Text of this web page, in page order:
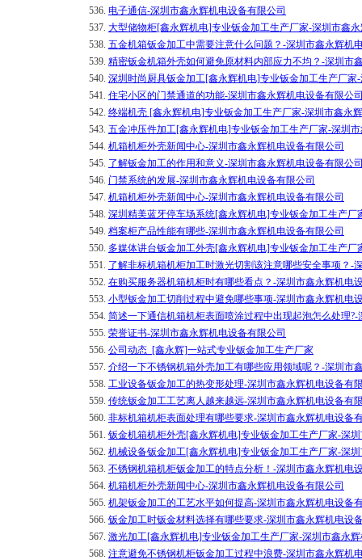
536. 电子通信-深圳市鑫永辉机电设备有限公司
537. 大型储物柜[鑫永辉机电]专业钣金加工生产厂家-深圳市鑫
538. 五金机箱钣金加工中需要注意什么问题？-深圳市鑫永辉机
539. 精密钣金机箱外壳如何避免原材料内部应力不均？-深圳市
540. 深圳时尚厨具钣金加工[鑫永辉机电]专业钣金加工生产厂家
541. 住宅小区的门禁通道的功能-深圳市鑫永辉机电设备有限公
542. 终端机壳 [鑫永辉机电]专业钣金加工生产厂家-深圳市鑫永
543. 五金冲压件加工[鑫永辉机电]专业钣金加工生产厂家-深圳
544. 机箱机柜外壳新闻中心-深圳市鑫永辉机电设备有限公司
545. 了解钣金加工的作用和意义-深圳市鑫永辉机电设备有限公
546. 门禁系统的发展-深圳市鑫永辉机电设备有限公司
547. 机箱机柜外壳新闻中心-深圳市鑫永辉机电设备有限公司
548. 深圳精美蓝牙停车场系统[鑫永辉机电]专业钣金加工生产厂
549. 档案柜产品性能有哪些-深圳市鑫永辉机电设备有限公司
550. 多媒体讲台钣金加工外壳[鑫永辉机电]专业钣金加工生产
551. 了解非标机箱机柜加工时激光切割该注意哪些安全事项？-
552. 在购买服务器机箱机柜时有哪些看点？-深圳市鑫永辉机电
553. 小型钣金加工切削过程中避免哪些事项-深圳市鑫永辉机电
554. 简述一下通信机箱机柜表面喷涂过程中出现起泡怎么处理
555. 荣誉证书-深圳市鑫永辉机电设备有限公司
556. 公司动态_[鑫永辉]一站式专业钣金加工生产厂家
557. 介绍一下不锈钢机箱外壳加工有哪些应用领域呢？-深圳市
558. 工业设备钣金加工的热变形处理-深圳市鑫永辉机电设备有
559. 传统钣金加工工艺离人越来越远-深圳市鑫永辉机电设备有
560. 非标机箱机柜表面处理有哪些要求-深圳市鑫永辉机电设备
561. 钣金机箱机柜外壳[鑫永辉机电]专业钣金加工生产厂家-深
562. 机械设备钣金加工[鑫永辉机电]专业钣金加工生产厂家-深
563. 不锈钢机箱机柜钣金加工的特点分析！-深圳市鑫永辉机电
564. 机箱机柜外壳新闻中心-深圳市鑫永辉机电设备有限公司
565. 机架钣金加工的工艺水平如何提高-深圳市鑫永辉机电设备
566. 钣金加工时钣金材料选择有哪些要求-深圳市鑫永辉机电设
567. 激光加工[鑫永辉机电]专业钣金加工生产厂家-深圳市鑫永
568. 注意避免不锈钢机柜钣金加工过程中浪费-深圳市鑫永辉机